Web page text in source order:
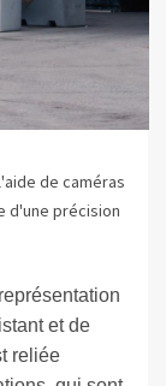
de caméras
d'une précision
et de
reliée